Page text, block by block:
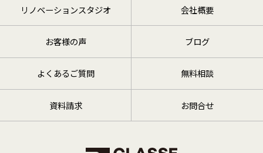
リノベーションスタジオ 会社概要
お客様の声 ブログ
よくあるご質問 無料相談
資料請求 お問合せ